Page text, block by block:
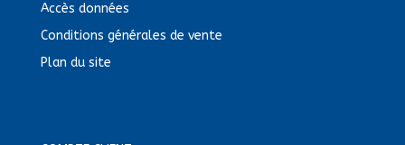
Accès données
Conditions générales de vente
Plan du site